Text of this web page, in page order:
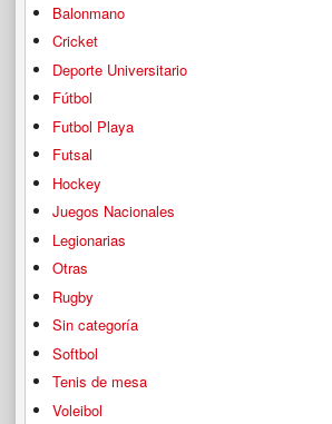
Balonmano
Cricket
Deporte Universitario
Fútbol
Futbol Playa
Futsal
Hockey
Juegos Nacionales
Legionarias
Otras
Rugby
Sin categoría
Softbol
Tenis de mesa
Voleibol